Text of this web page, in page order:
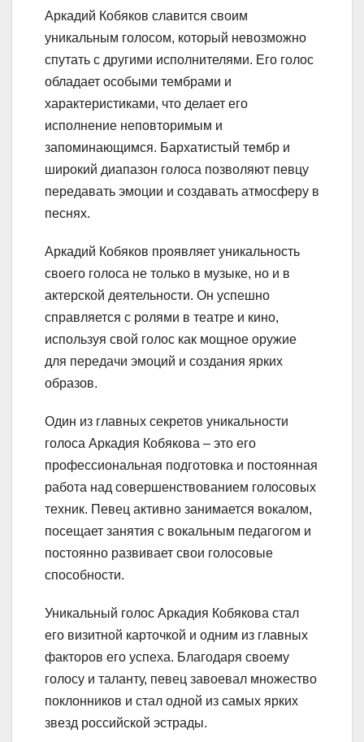
Аркадий Кобяков славится своим
уникальным голосом, который невозможно
спутать с другими исполнителями. Его голос
обладает особыми тембрами и
характеристиками, что делает его
исполнение неповторимым и
запоминающимся. Бархатистый тембр и
широкий диапазон голоса позволяют певцу
передавать эмоции и создавать атмосферу в
песнях.
Аркадий Кобяков проявляет уникальность
своего голоса не только в музыке, но и в
актерской деятельности. Он успешно
справляется с ролями в театре и кино,
используя свой голос как мощное оружие
для передачи эмоций и создания ярких
образов.
Один из главных секретов уникальности
голоса Аркадия Кобякова – это его
профессиональная подготовка и постоянная
работа над совершенствованием голосовых
техник. Певец активно занимается вокалом,
посещает занятия с вокальным педагогом и
постоянно развивает свои голосовые
способности.
Уникальный голос Аркадия Кобякова стал
его визитной карточкой и одним из главных
факторов его успеха. Благодаря своему
голосу и таланту, певец завоевал множество
поклонников и стал одной из самых ярких
звезд российской эстрады.